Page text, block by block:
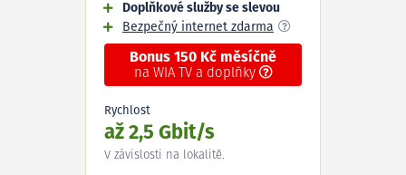
Doplňkové služby se slevou
Bezpečný internet zdarma
Bonus 150 Kč měsíčně
na WIA TV a doplňky
Rychlost
až 2,5 Gbit/s
V závislosti na lokalitě.